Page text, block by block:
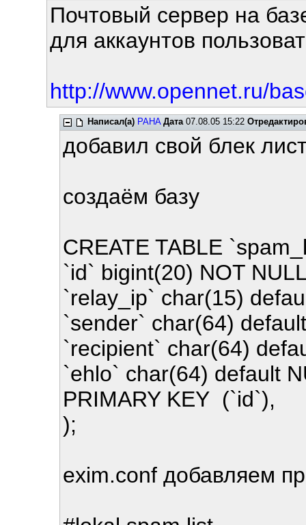
Почтовый сервер на
для аккаунтов
http://www.opennet.ru/
Написал(а) PAHA Дата07.08.05 15:22
добавил свой блек
создаём базу
CREATE TABLE
`id` bigint(20) NOT
`relay_ip` char(15)
`sender` char(64)
`recipient` char(64)
`ehlo` char(64) default
PRIMARY KEY (`id`),
);
exim.conf добавляем